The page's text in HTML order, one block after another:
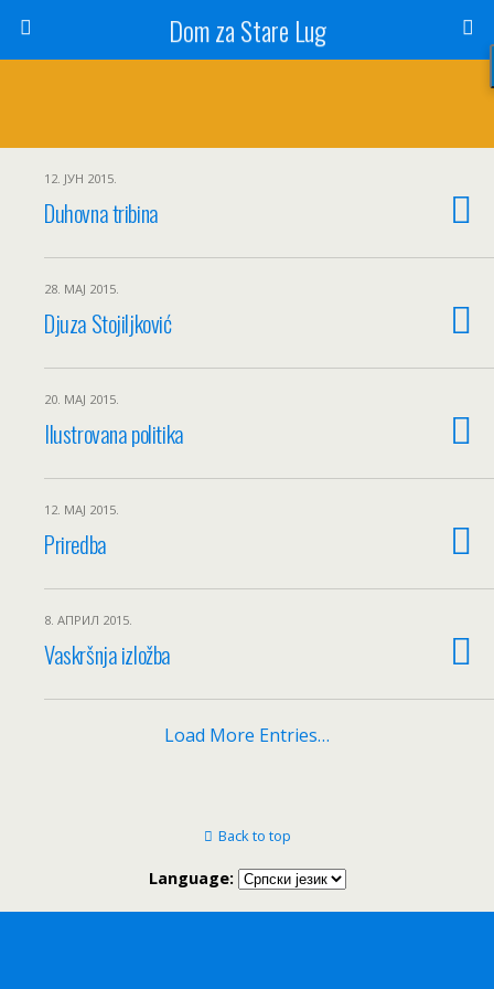
Dom za Stare Lug
12. ЈУН 2015.
Duhovna tribina
28. МАЈ 2015.
Djuza Stojiljković
20. МАЈ 2015.
Ilustrovana politika
12. МАЈ 2015.
Priredba
8. АПРИЛ 2015.
Vaskršnja izložba
Load More Entries…
Back to top
Language: